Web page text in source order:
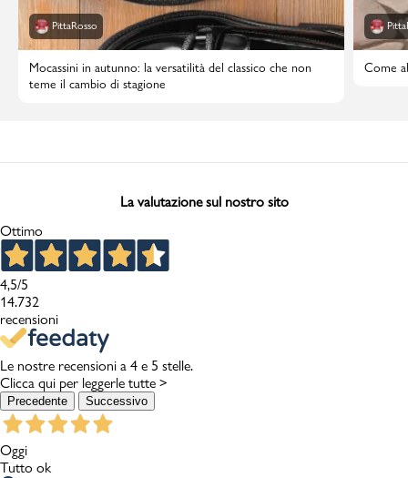
PittaRosso
Mocassini in autunno: la versatilità del classico che non
teme il cambio di stagione
Come
La valutazione sul nostro sito
Ottimo
4,5/5
14.732
recensioni
Le nostre recensioni a 4 e 5 stelle.
Clicca qui per leggerle tutte >
Precedente Successivo
Oggi
Tutto ok